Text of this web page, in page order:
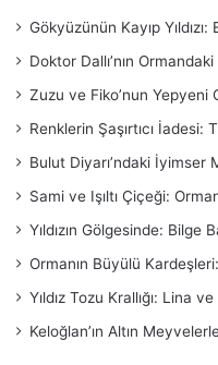
Gökyüzünün Kayıp Yıldızı:
Doktor Dallı’nın
Zuzu ve Fiko’nun Yepyeni
Renklerin Şaşırtıcı İadesi:
Bulut Diyarı’ndaki İyimser
Sami ve Işıltı Çiçeği:
Yıldızın Gölgesinde: Bilge
Ormanın Büyülü
Yıldız Tozu Krallığı: Lina
Keloğlan’ın Altın